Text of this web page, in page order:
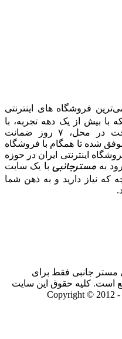
فروشگاه های اینترنتی
با بیش از یک دهه تجربه، با
پایبندی به سه اصل کلیدی، پرداخت در محل، ۷ روز ضمانت
شده تا همگام با فروشگاه‌
اینترنتی ایران در حوزه
بهمسترجانبی با یک سایت
که نیاز دارید و به ذهن شما
مستر جانبی فقط برای
است. کلیه حقوق این سایت